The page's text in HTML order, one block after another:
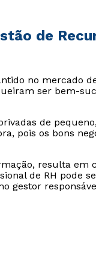
de
no mercado
ser bem-
de
pois os bons
resulta em
de RH pode
gestor